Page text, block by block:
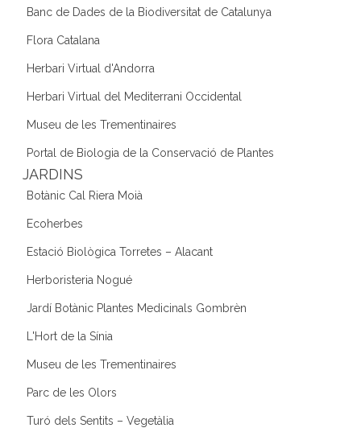
Banc de Dades de la Biodiversitat de Catalunya
Flora Catalana
Herbari Virtual d'Andorra
Herbari Virtual del Mediterrani Occidental
Museu de les Trementinaires
Portal de Biologia de la Conservació de Plantes
JARDINS
Botànic Cal Riera Moià
Ecoherbes
Estació Biològica Torretes – Alacant
Herboristeria Nogué
Jardí Botànic Plantes Medicinals Gombrèn
L'Hort de la Sínia
Museu de les Trementinaires
Parc de les Olors
Turó dels Sentits – Vegetàlia